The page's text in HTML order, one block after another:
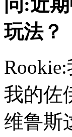
玩法？
我的佐
维鲁斯